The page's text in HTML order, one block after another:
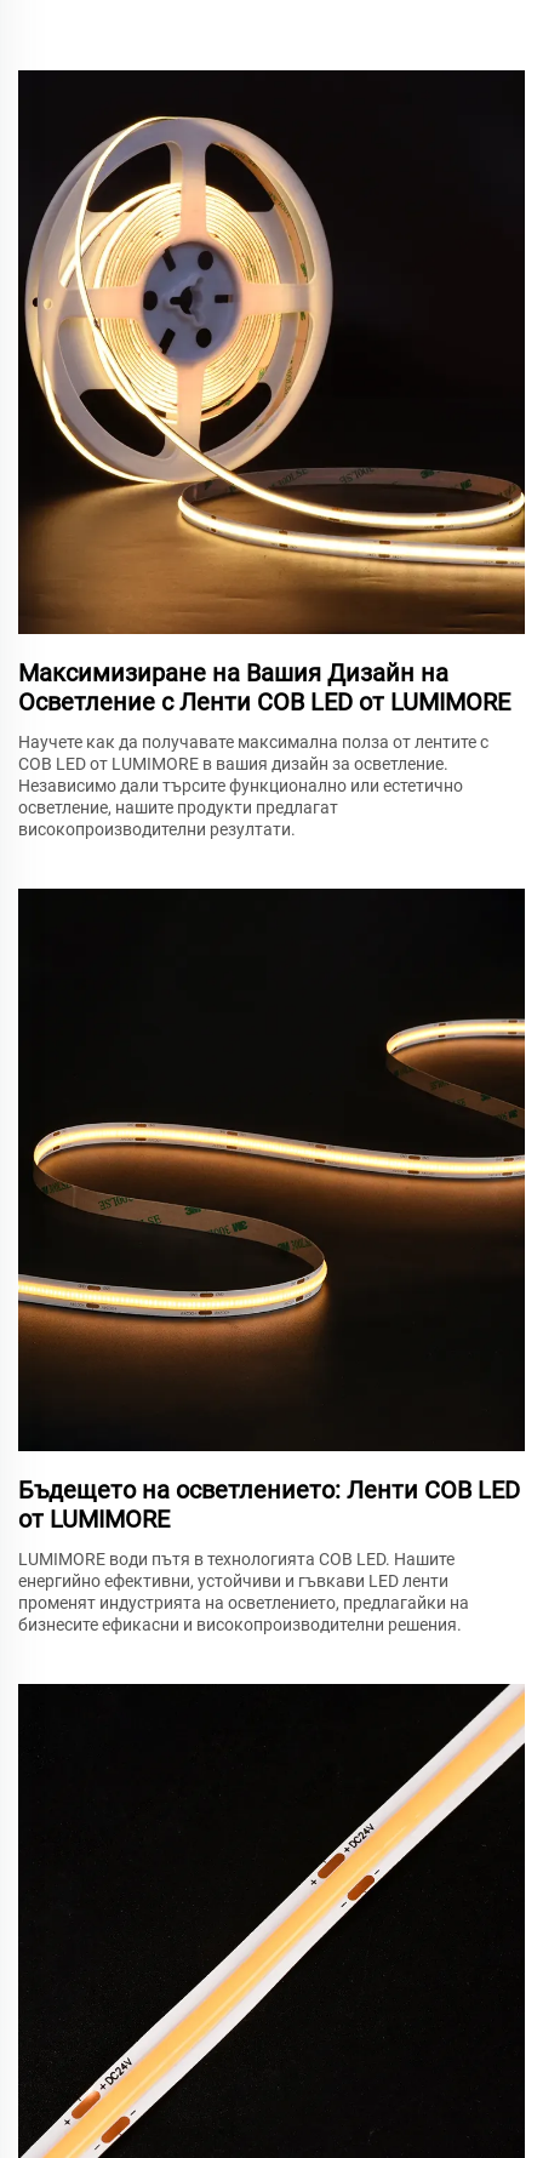
Максимизиране на Вашия Дизайн на
Осветление с Ленти COB LED от LUMIMORE
Научете как да получавате максимална полза от лентите с
COB LED от LUMIMORE в вашия дизайн за осветление.
Независимо дали търсите функционално или естетично
осветление, нашите продукти предлагат
високопроизводителни резултати.
Бъдещето на осветлението: Ленти COB LED
от LUMIMORE
LUMIMORE води пътя в технологията COB LED. Нашите
енергийно ефективни, устойчиви и гъвкави LED ленти
променят индустрията на осветлението, предлагайки на
бизнесите ефикасни и високопроизводителни решения.